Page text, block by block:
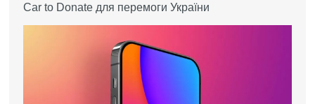
Car to Donate для перемоги України